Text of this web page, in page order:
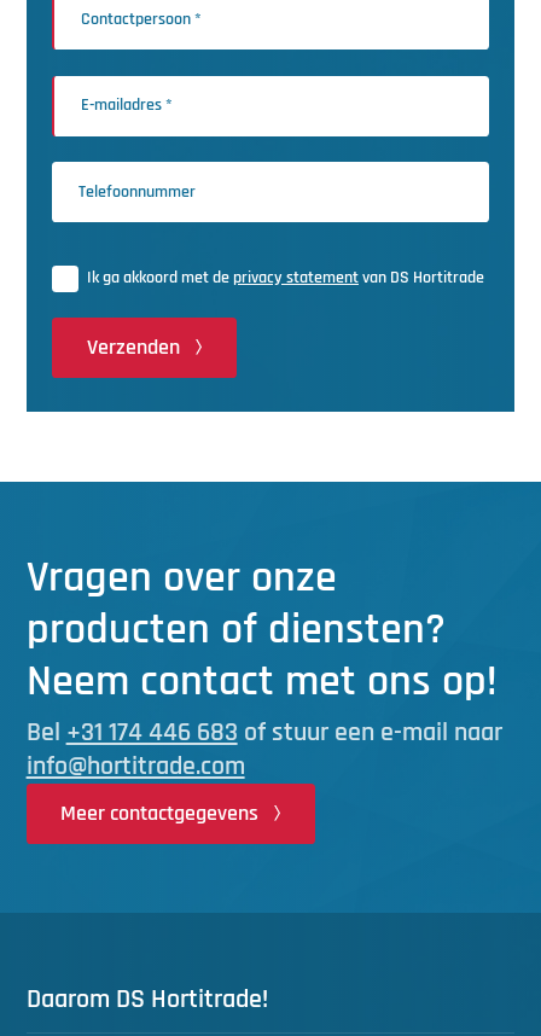
Ik ga akkoord met deprivacy statementvan DS Hortitrade
Verzenden
Vragen over onze
producten of diensten?
Neem contact met ons op!
Bel +31 174 446 683 of stuur een e-mail naar
info@hortitrade.com
Meer contactgegevens
Daarom DS Hortitrade!